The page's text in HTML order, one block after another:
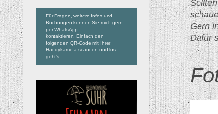
Gern
Dafür
Für Fragen, weitere Infos und
Buchungen können Sie mich gern
per WhatsApp
kontaktieren. Einfach den
folgenden QR-Code mit Ihrer
Handykamera scannen und los
geht's.